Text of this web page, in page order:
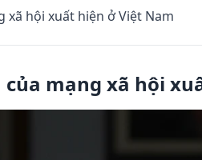
xã hội xuất hiện ở Việt Nam
mạng xã hội